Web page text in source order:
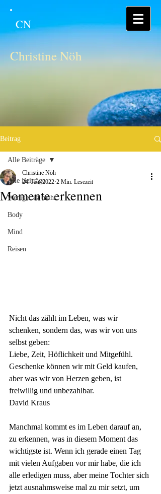
CN
Christine Nöh
Beitrag
Alle Beiträge
Weniger ist mehr
Body
Mind
Reisen
Alle Beiträge
Momente erkennen
Christine Nöh
24. Jan. 2022 2 Min. Lesezeit
Nicht das zählt im Leben, was wir
schenken, sondern das, was wir von uns
selbst geben:
Liebe, Zeit, Höflichkeit und Mitgefühl.
Geschenke können wir mit Geld kaufen,
aber was wir von Herzen geben, ist
freiwillig und unbezahlbar.
David Kraus
Manchmal kommt es im Leben darauf an,
zu erkennen, was in diesem Moment das
wichtigste ist. Wenn ich gerade einen Tag
mit vielen Aufgaben vor mir habe, die ich
alle erledigen muss, aber meine Tochter sich
jetzt ausnahmsweise mal zu mir setzt, um